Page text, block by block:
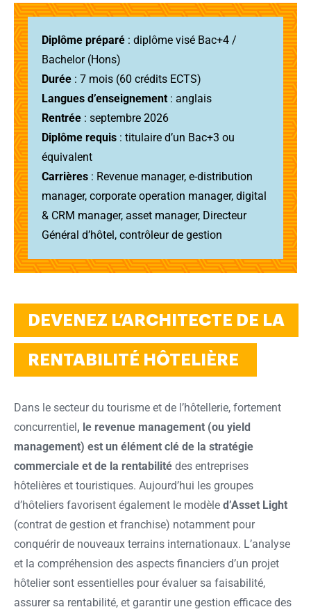
Diplôme préparé : diplôme visé Bac+4 /
Bachelor (Hons)
Durée : 7 mois (60 crédits ECTS)
Langues d’enseignement : anglais
Rentrée : septembre 2026
Diplôme requis : titulaire d’un Bac+3 ou
équivalent
Carrières : Revenue manager, e-distribution
manager, corporate operation manager, digital
& CRM manager, asset manager, Directeur
Général d’hôtel, contrôleur de gestion
DEVENEZ L’ARCHITECTE DE LA
RENTABILITÉ HÔTELIÈRE
Dans le secteur du tourisme et de l’hôtellerie, fortement
concurrentiel, le revenue management (ou yield
management) est un élément clé de la stratégie
commerciale et de la rentabilité des entreprises
hôtelières et touristiques. Aujourd’hui les groupes
d’hôteliers favorisent également le modèle d’Asset Light
(contrat de gestion et franchise) notamment pour
conquérir de nouveaux terrains internationaux. L’analyse
et la compréhension des aspects financiers d’un projet
hôtelier sont essentielles pour évaluer sa faisabilité,
assurer sa rentabilité, et garantir une gestion efficace des